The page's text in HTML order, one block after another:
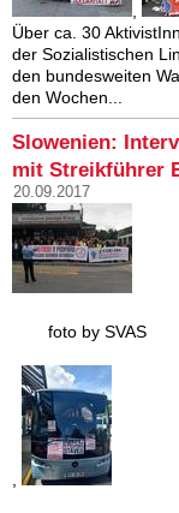
,
Über ca. 30
der Sozialistischen
den bundesweiten
den Wochen...
Slowenien:
mit Streikführer
20.09.2017
foto by SVAS